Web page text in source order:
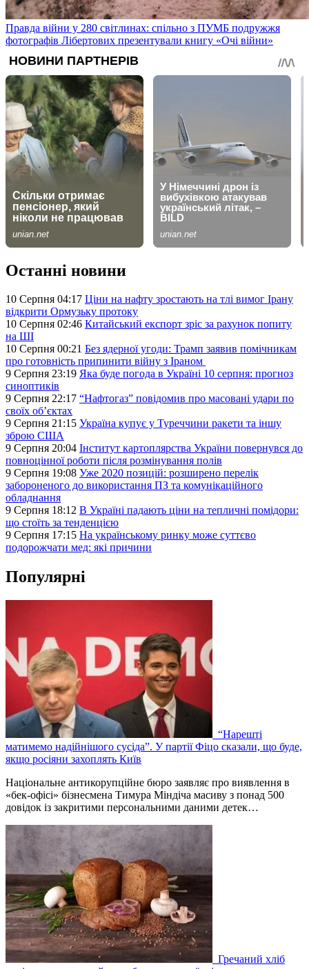
Правда війни у 280 світлинах: спільно з ПУМБ подружжя
фотографів Лібертових презентували книгу «Очі війни»
Останні новини
10 Серпня 04:17 Ціни на нафту зростають на тлі вимог Ірану
відкрити Ормузьку протоку
10 Серпня 02:46 Китайський експорт зріс за рахунок попиту
на ШІ
10 Серпня 00:21 Без ядерної угоди: Трамп заявив помічникам
про готовність припинити війну з Іраном
9 Серпня 23:19 Яка буде погода в Україні 10 серпня: прогноз
синоптиків
9 Серпня 22:17 “Нафтогаз” повідомив про масовані удари по
своїх об’єктах
9 Серпня 21:15 Україна купує у Туреччини ракети та іншу
зброю США
9 Серпня 20:04 Інститут картоплярства України повернувся до
повноцінної роботи після розмінування полів
9 Серпня 19:08 Уже 2020 позицій: розширено перелік
забороненого до використання ПЗ та комунікаційного
обладнання
9 Серпня 18:12 В Україні падають ціни на тепличні помідори:
що стоїть за тенденцією
9 Серпня 17:15 На українському ринку може суттєво
подорожчати мед: які причини
Популярні
“Нарешті
матимемо надійнішого сусіда”. У партії Фіцо сказали, що буде,
якщо росіяни захоплять Київ
Національне антикорупційне бюро заявляє про виявлення в
«бек-офісі» бізнесмена Тимура Міндіча масиву з понад 500
довідок із закритими персональними даними детек…
Гречаний хліб